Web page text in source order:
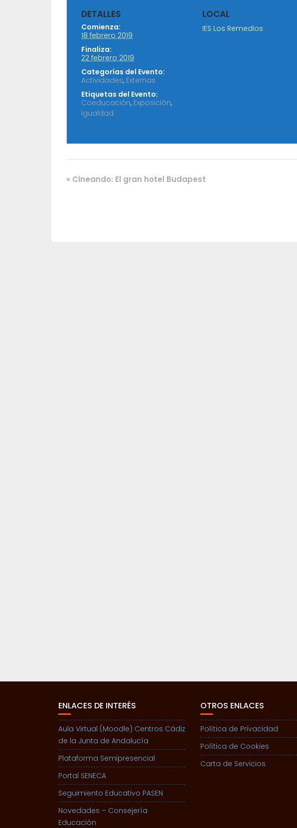
DETALLES
Comienza:
18 febrero 2019
Finaliza:
22 febrero 2019
Categorías del Evento:
Actividades, Externas
Etiquetas del Evento:
Coeducación, Exposición,
Igualdad
LOCAL
IES Los Remedios
« Cineando: El gran hotel Budapest
ENLACES DE INTERÉS
Aula Virtual (Moodle) Centros Cádiz
de la Junta de Andalucía
Plataforma Semipresencial
Portal SENECA
Seguimiento Educativo PASEN
Novedades – Consejería
Educación
OTROS ENLACES
Política de Privacidad
Política de Cookies
Carta de Servicios